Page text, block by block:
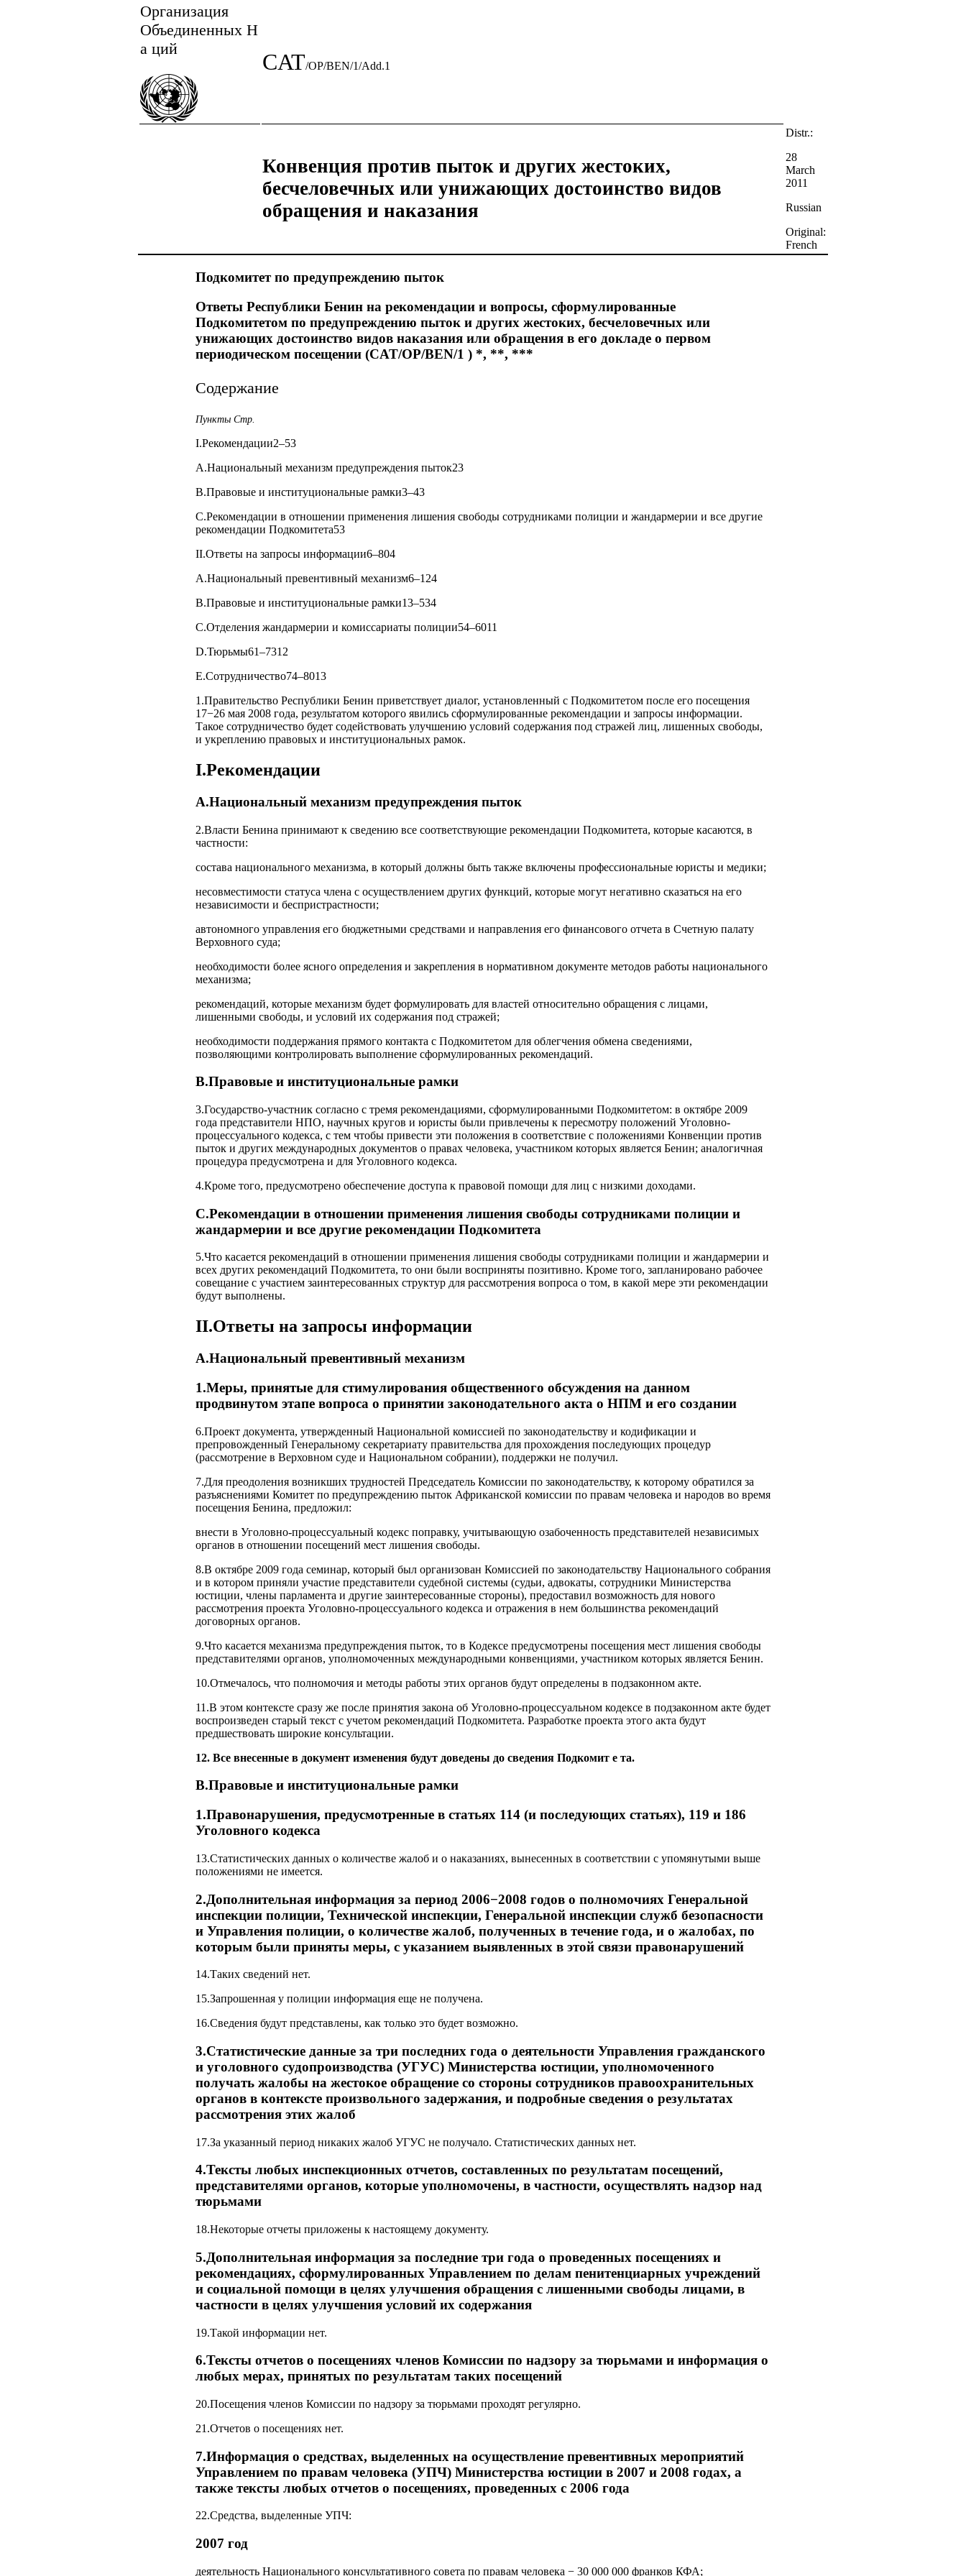
Организация
Объединенных Н
а ций
CAT/OP/BEN/1/Add.1
Конвенция против пыток и других жестоких,
бесчеловечных или унижающих достоинство видов
обращения и наказания
Distr.:
28
March
2011
Russian
Original:
French
Подкомитет по предупреждению пыток
Ответы Республики Бенин на рекомендации и вопросы, сформулированные
Подкомитетом по предупреждению пыток и других жестоких, бесчеловечных или
унижающих достоинство видов наказания или обращения в его докладе о первом
периодическом посещении (CAT/OP/BEN/1 ) *, **, ***
Содержание
Пункты Стр.
I.Рекомендации2–53
A.Национальный механизм предупреждения пыток23
B.Правовые и институциональные рамки3–43
C.Рекомендации в отношении применения лишения свободы сотрудниками полиции и жандармерии и все другие
рекомендации Подкомитета53
II.Ответы на запросы информации6–804
A.Национальный превентивный механизм6–124
B.Правовые и институциональные рамки13–534
C.Отделения жандармерии и комиссариаты полиции54–6011
D.Тюрьмы61–7312
E.Сотрудничество74–8013
1.Правительство Республики Бенин приветствует диалог, установленный с Подкомитетом после его посещения
17−26 мая 2008 года, результатом которого явились сформулированные рекомендации и запросы информации.
Такое сотрудничество будет содействовать улучшению условий содержания под стражей лиц, лишенных свободы,
и укреплению правовых и институциональных рамок.
I.Рекомендации
А.Национальный механизм предупреждения пыток
2.Власти Бенина принимают к сведению все соответствующие рекомендации Подкомитета, которые касаются, в
частности:
состава национального механизма, в который должны быть также включены профессиональные юристы и медики;
несовместимости статуса члена с осуществлением других функций, которые могут негативно сказаться на его
независимости и беспристрастности;
автономного управления его бюджетными средствами и направления его финансового отчета в Счетную палату
Верховного суда;
необходимости более ясного определения и закрепления в нормативном документе методов работы национального
механизма;
рекомендаций, которые механизм будет формулировать для властей относительно обращения с лицами,
лишенными свободы, и условий их содержания под стражей;
необходимости поддержания прямого контакта с Подкомитетом для облегчения обмена сведениями,
позволяющими контролировать выполнение сформулированных рекомендаций.
В.Правовые и институциональные рамки
3.Государство-участник согласно с тремя рекомендациями, сформулированными Подкомитетом: в октябре 2009
года представители НПО, научных кругов и юристы были привлечены к пересмотру положений Уголовно-
процессуального кодекса, с тем чтобы привести эти положения в соответствие с положениями Конвенции против
пыток и других международных документов о правах человека, участником которых является Бенин; аналогичная
процедура предусмотрена и для Уголовного кодекса.
4.Кроме того, предусмотрено обеспечение доступа к правовой помощи для лиц с низкими доходами.
С.Рекомендации в отношении применения лишения свободы сотрудниками полиции и
жандармерии и все другие рекомендации Подкомитета
5.Что касается рекомендаций в отношении применения лишения свободы сотрудниками полиции и жандармерии и
всех других рекомендаций Подкомитета, то они были восприняты позитивно. Кроме того, запланировано рабочее
совещание с участием заинтересованных структур для рассмотрения вопроса о том, в какой мере эти рекомендации
будут выполнены.
II.Ответы на запросы информации
А.Национальный превентивный механизм
1.Меры, принятые для стимулирования общественного обсуждения на данном
продвинутом этапе вопроса о принятии законодательного акта о НПМ и его создании
6.Проект документа, утвержденный Национальной комиссией по законодательству и кодификации и
препровожденный Генеральному секретариату правительства для прохождения последующих процедур
(рассмотрение в Верховном суде и Национальном собрании), поддержки не получил.
7.Для преодоления возникших трудностей Председатель Комиссии по законодательству, к которому обратился за
разъяснениями Комитет по предупреждению пыток Африканской комиссии по правам человека и народов во время
посещения Бенина, предложил:
внести в Уголовно-процессуальный кодекс поправку, учитывающую озабоченность представителей независимых
органов в отношении посещений мест лишения свободы.
8.В октябре 2009 года семинар, который был организован Комиссией по законодательству Национального собрания
и в котором приняли участие представители судебной системы (судьи, адвокаты, сотрудники Министерства
юстиции, члены парламента и другие заинтересованные стороны), предоставил возможность для нового
рассмотрения проекта Уголовно-процессуального кодекса и отражения в нем большинства рекомендаций
договорных органов.
9.Что касается механизма предупреждения пыток, то в Кодексе предусмотрены посещения мест лишения свободы
представителями органов, уполномоченных международными конвенциями, участником которых является Бенин.
10.Отмечалось, что полномочия и методы работы этих органов будут определены в подзаконном акте.
11.В этом контексте сразу же после принятия закона об Уголовно-процессуальном кодексе в подзаконном акте будет
воспроизведен старый текст с учетом рекомендаций Подкомитета. Разработке проекта этого акта будут
предшествовать широкие консультации.
12. Все внесенные в документ изменения будут доведены до сведения Подкомит е та.
В.Правовые и институциональные рамки
1.Правонарушения, предусмотренные в статьях 114 (и последующих статьях), 119 и 186
Уголовного кодекса
13.Статистических данных о количестве жалоб и о наказаниях, вынесенных в соответствии с упомянутыми выше
положениями не имеется.
2.Дополнительная информация за период 2006−2008 годов о полномочиях Генеральной
инспекции полиции, Технической инспекции, Генеральной инспекции служб безопасности
и Управления полиции, о количестве жалоб, полученных в течение года, и о жалобах, по
которым были приняты меры, с указанием выявленных в этой связи правонарушений
14.Таких сведений нет.
15.Запрошенная у полиции информация еще не получена.
16.Сведения будут представлены, как только это будет возможно.
3.Статистические данные за три последних года о деятельности Управления гражданского
и уголовного судопроизводства (УГУС) Министерства юстиции, уполномоченного
получать жалобы на жестокое обращение со стороны сотрудников правоохранительных
органов в контексте произвольного задержания, и подробные сведения о результатах
рассмотрения этих жалоб
17.За указанный период никаких жалоб УГУС не получало. Статистических данных нет.
4.Тексты любых инспекционных отчетов, составленных по результатам посещений,
представителями органов, которые уполномочены, в частности, осуществлять надзор над
тюрьмами
18.Некоторые отчеты приложены к настоящему документу.
5.Дополнительная информация за последние три года о проведенных посещениях и
рекомендациях, сформулированных Управлением по делам пенитенциарных учреждений
и социальной помощи в целях улучшения обращения с лишенными свободы лицами, в
частности в целях улучшения условий их содержания
19.Такой информации нет.
6.Тексты отчетов о посещениях членов Комиссии по надзору за тюрьмами и информация о
любых мерах, принятых по результатам таких посещений
20.Посещения членов Комиссии по надзору за тюрьмами проходят регулярно.
21.Отчетов о посещениях нет.
7.Информация о средствах, выделенных на осуществление превентивных мероприятий
Управлением по правам человека (УПЧ) Министерства юстиции в 2007 и 2008 годах, а
также тексты любых отчетов о посещениях, проведенных с 2006 года
22.Средства, выделенные УПЧ:
2007 год
деятельность Национального консультативного совета по правам человека − 30 000 000 франков КФА;